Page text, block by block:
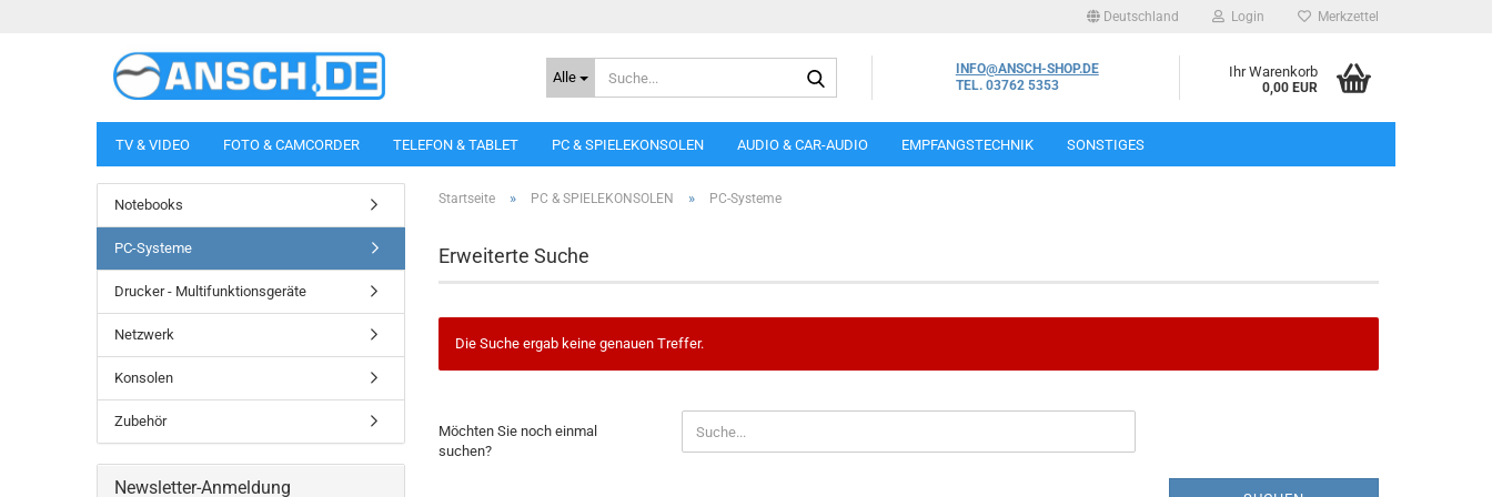
Deutschland Login Merkzettel
Alle
INFO@ANSCH-SHOP.DE
TEL. 03762 5353
Ihr Warenkorb
0,00 EUR
TV & VIDEO FOTO & CAMCORDER TELEFON & TABLET PC & SPIELEKONSOLEN AUDIO & CAR-AUDIO EMPFANGSTECHNIK SONSTIGES
Startseite » PC & SPIELEKONSOLEN » PC-Systeme
Erweiterte Suche
Die Suche ergab keine genauen Treffer.
SIE
NOCH
Möchten Sie noch einmal
suchen?
Notebooks
PC-Systeme
Drucker - Multifunktionsgeräte
Netzwerk
Konsolen
Zubehör
Newsletter-Anmeldung